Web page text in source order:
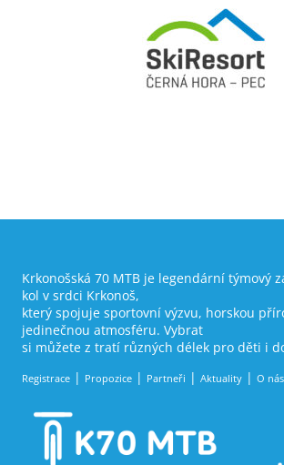
Krkonošská 70 MTB je legendární týmový
kol v srdci Krkonoš,
který spojuje sportovní výzvu, horskou
jedinečnou atmosféru. Vybrat
si můžete z tratí různých délek pro děti i
Registrace Propozice Partneři Aktuality O nás